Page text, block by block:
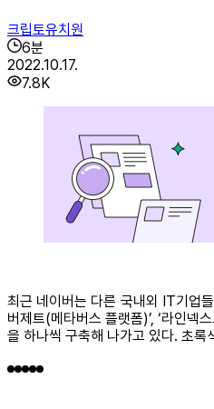
크립토유치원
6분
2022.10.17.
7.8K
최근 네이버는 다른 국내외 IT기업
버제트(메타버스 플랫폼)’, ‘라인넥
을 하나씩 구축해 나가고 있다. 초